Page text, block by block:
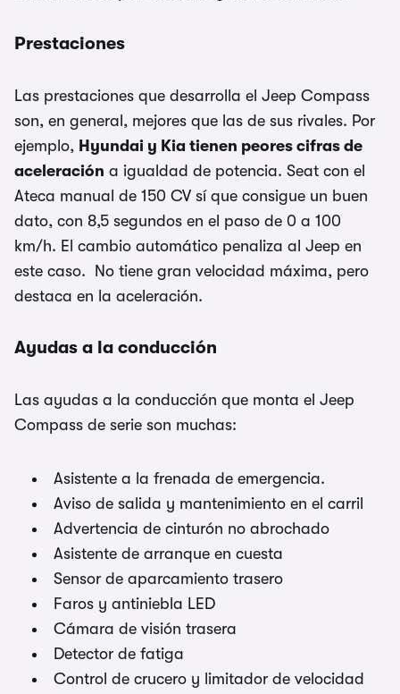
Prestaciones
Las prestaciones que desarrolla el Jeep Compass
son, en general, mejores que las de sus rivales. Por
ejemplo, Hyundai y Kia tienen peores cifras de
aceleración a igualdad de potencia. Seat con el
Ateca manual de 150 CV sí que consigue un buen
dato, con 8,5 segundos en el paso de 0 a 100
km/h. El cambio automático penaliza al Jeep en
este caso. No tiene gran velocidad máxima, pero
destaca en la aceleración.
Ayudas a la conducción
Las ayudas a la conducción que monta el Jeep
Compass de serie son muchas:
Asistente a la frenada de emergencia.
Aviso de salida y mantenimiento en el carril
Advertencia de cinturón no abrochado
Asistente de arranque en cuesta
Sensor de aparcamiento trasero
Faros y antiniebla LED
Cámara de visión trasera
Detector de fatiga
Control de crucero y limitador de velocidad